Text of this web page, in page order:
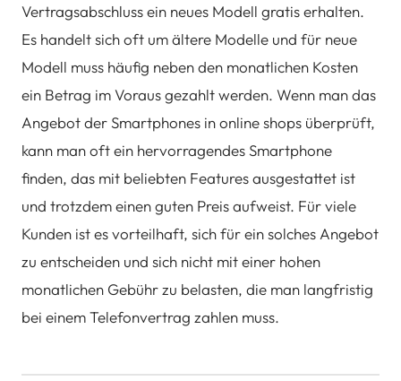
Vertragsabschluss ein neues Modell gratis erhalten.
Es handelt sich oft um ältere Modelle und für neue
Modell muss häufig neben den monatlichen Kosten
ein Betrag im Voraus gezahlt werden. Wenn man das
Angebot der Smartphones in online shops überprüft,
kann man oft ein hervorragendes Smartphone
finden, das mit beliebten Features ausgestattet ist
und trotzdem einen guten Preis aufweist. Für viele
Kunden ist es vorteilhaft, sich für ein solches Angebot
zu entscheiden und sich nicht mit einer hohen
monatlichen Gebühr zu belasten, die man langfristig
bei einem Telefonvertrag zahlen muss.